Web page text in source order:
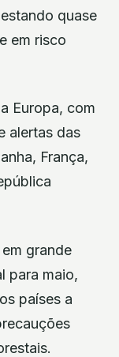
quase
em risco
Europa, com
alertas das
França,
grande
para maio,
países a